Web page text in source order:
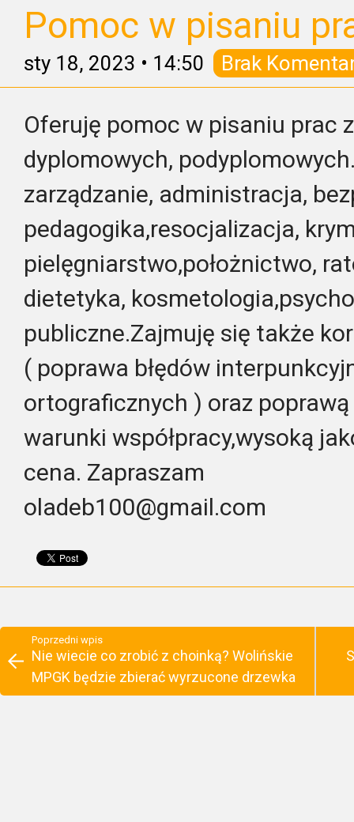
Pomoc w pisaniu
sty 18, 2023 • 14:50 Brak
Oferuję pomoc w pisaniu prac
dyplomowych,
zarządzanie, administracja,
pedagogika,resocjalizacja,
pielęgniarstwo,położnictwo,
dietetyka,
publiczne.Zajmuję się także
( poprawa błędów
ortograficznych ) oraz
warunki współpracy,wysoką
cena. Zapraszam
oladeb100@gmail.com
Poprzedni wpis
Nie wiecie co zrobić z choinką? Wolińskie
MPGK będzie zbierać wyrzucone drzewka